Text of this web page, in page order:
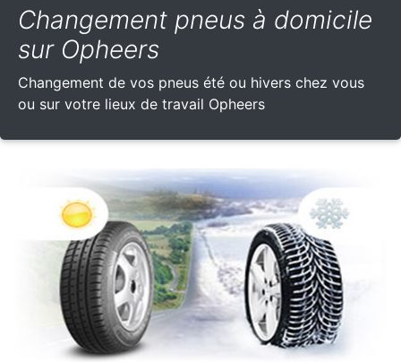
Changement pneus à domicile
sur Opheers
Changement de vos pneus été ou hivers chez vous
ou sur votre lieux de travail Opheers